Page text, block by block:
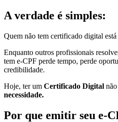
A verdade é simples:
Quem não tem certificado digital
Enquanto outros profissionais
tem e-CPF perde tempo, perde
credibilidade.
Hoje, ter um Certificado Digital
necessidade.
Por que emitir seu e-